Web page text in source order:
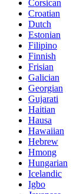
Corsican
Croatian
Dutch
Estonian
Filipino
Finnish
Frisian
Galician
Georgian
Gujarati
Haitian
Hausa
Hawaiian
Hebrew
Hmong
Hungarian
Icelandic
Igbo